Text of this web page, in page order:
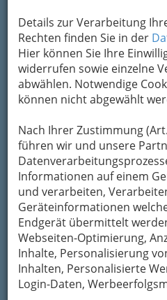
Details zur Verarbeitung
Rechten finden Sie in der
Hier können Sie Ihre
widerrufen sowie einzelne
abwählen. Notwendige
können nicht abgewählt
Nach Ihrer Zustimmung
führen wir und unsere
Informationen auf einem
und verarbeiten,
Geräteinformationen
Endgerät übermittelt
Webseiten-Optimierung,
Inhalte, Personalisierung
Inhalten, Personalisierte
Login-Daten,
Die wichtigsten
Einkaufen &
Handel
Gutschein-
bis H&M,
Gewinnspiele
Gutscheine